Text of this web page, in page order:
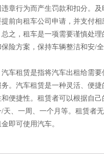
违章行为而产生罚款和扣分。
提前向租车公司申请，并支付
总之，租车是一项需要谨慎处
保险方案，保持车辆整洁和安/
汽车租赁是指将汽车出租给需
务。汽车租赁是一种灵活、便
和便捷性。租赁者可以根据自
/天、一周、一个月等。租赁者
即可使用汽车。